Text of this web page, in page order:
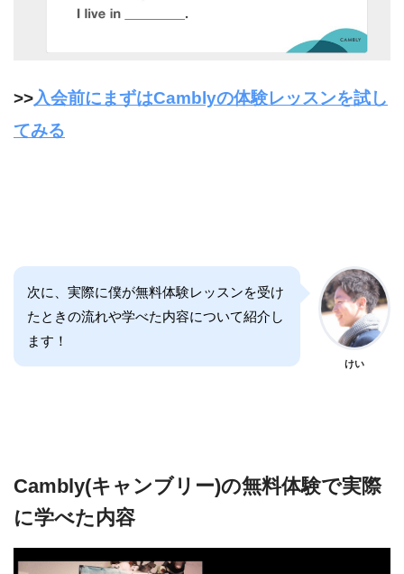
>>入会前にまずはCamblyの体験レッスンを試し
てみる
次に、実際に僕が無料体験レッスンを受け
たときの流れや学べた内容について紹介し
ます！
けい
Cambly(キャンブリー)の無料体験で実際
に学べた内容